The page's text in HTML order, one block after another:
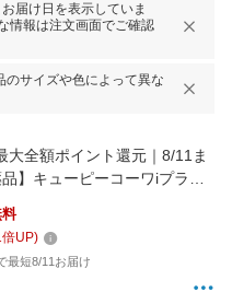
届け日を表示していま
情報は注文画面でご確認
のサイズや色によって異な
大全額ポイント還元｜8/11ま
】キューピーコーワiプラス
メディケーション税制対象
｜興和
倍UP)
最短8/11お届け